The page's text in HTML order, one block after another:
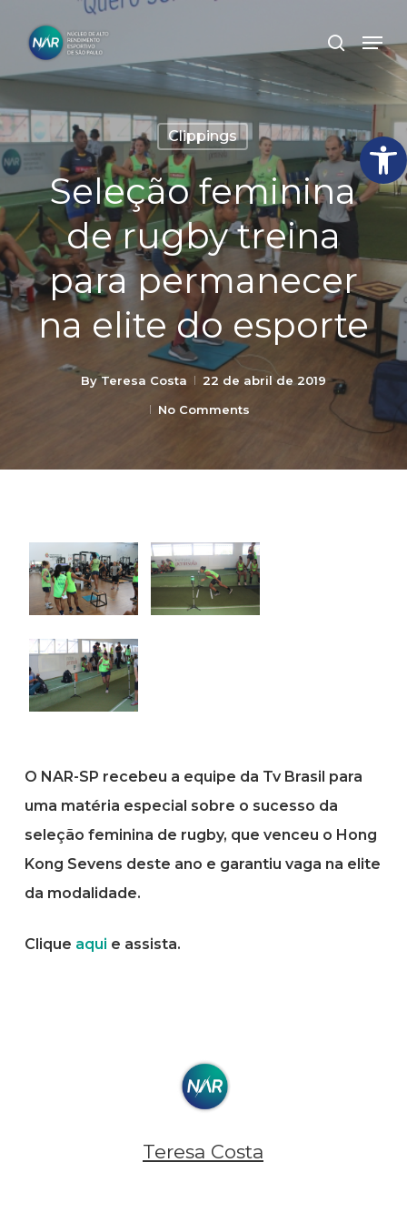
Abrir
main
content
search
Clippings
Seleção feminina
de rugby treina
para permanecer
na elite do esporte
By Teresa Costa
22 de abril de 2019
No Comments
O NAR-SP recebeu a equipe da Tv Brasil para
uma matéria especial sobre o sucesso da
seleção feminina de rugby, que venceu o Hong
Kong Sevens deste ano e garantiu vaga na elite
da modalidade.
Clique aqui e assista.
Teresa Costa
Close
Menu